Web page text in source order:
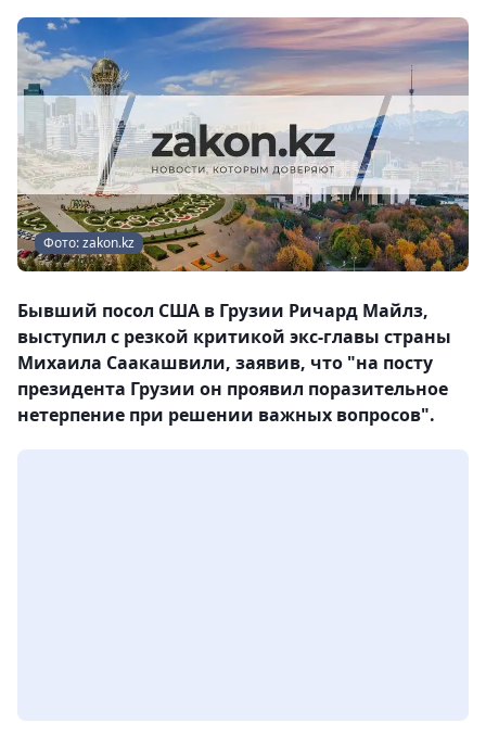
Фото: zakon.kz
Бывший посол США в Грузии Ричард Майлз,
выступил с резкой критикой экс-главы страны
Михаила Саакашвили, заявив, что "на посту
президента Грузии он проявил поразительное
нетерпение при решении важных вопросов".